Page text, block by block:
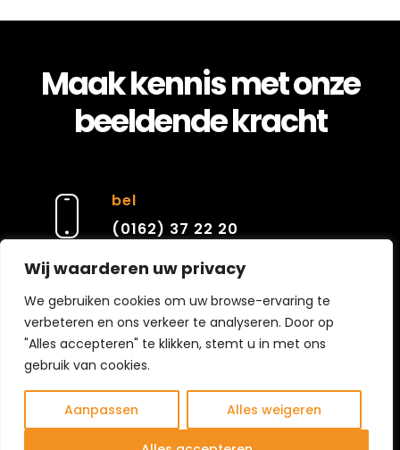
Wij waarderen uw privacy
We gebruiken cookies om uw browse-ervaring te
verbeteren en ons verkeer te analyseren. Door op
"Alles accepteren" te klikken, stemt u in met ons
gebruik van cookies.
Aanpassen Alles weigeren
Maak kennis met onze
beeldende kracht
bel
(0162) 37 22 20
e-mail
contact@cierarchitecten.nl